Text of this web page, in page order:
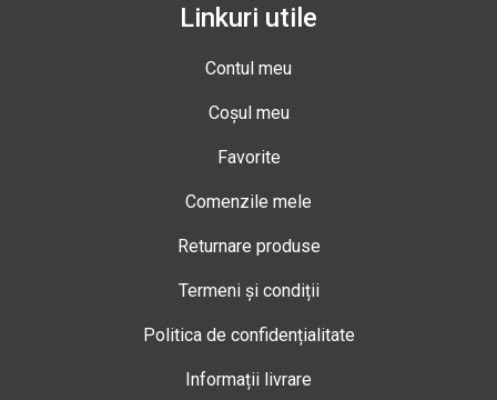
Linkuri utile
Contul meu
Coșul meu
Favorite
Comenzile mele
Returnare produse
Termeni și condiții
Politica de confidențialitate
Informații livrare